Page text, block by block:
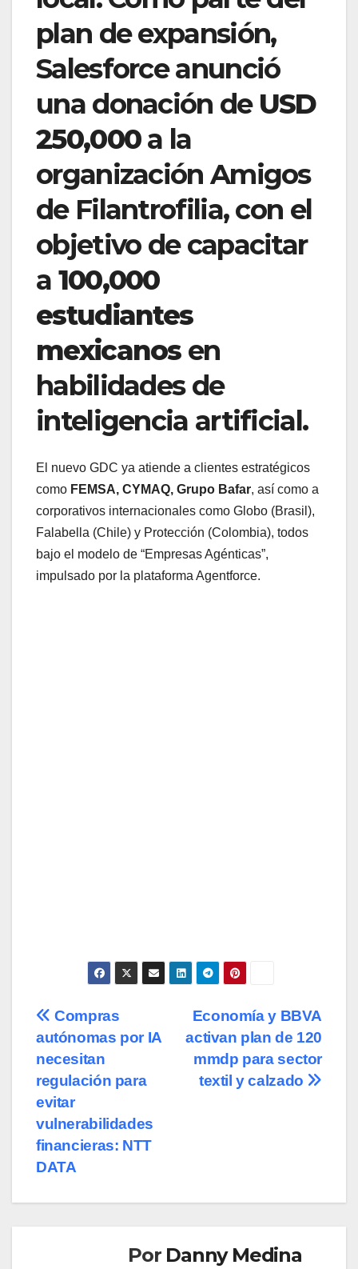
plan de expansión,
Salesforce anunció
una donación de USD
250,000a la
organización Amigos
de Filantrofilia, con el
objetivo de capacitar
a 100,000
estudiantes
mexicanosen
habilidades de
inteligencia artificial.
El nuevo GDC ya atiende a clientes estratégicos
como FEMSA, CYMAQ, Grupo Bafar, así como a
corporativos internacionales como Globo (Brasil),
Falabella (Chile) y Protección (Colombia), todos
bajo el modelo de “Empresas Agénticas”,
impulsado por la plataforma Agentforce.
Navegación
de
entradas
Economía y BBVA
activan plan de 120
mmdp para sector
textil y calzado
Compras
autónomas por IA
necesitan
regulación para
evitar
vulnerabilidades
financieras: NTT
DATA
Por Danny Medina